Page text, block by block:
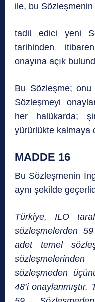
ile, bu
tadil edici yeni
tarihinden
onayına açık
Bu Sözleşme;
Sözleşmeyi
her halükarda;
yürürlükte kalmaya
MADDE 16
Bu Sözleşmenin
aynı şekilde
Türkiye, ILO
sözleşmelerden
adet temel
sözleşmeden
48’i